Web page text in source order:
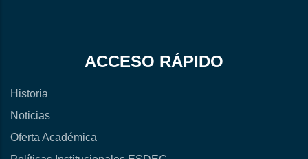
ACCESO RÁPIDO
Historia
Noticias
Oferta Académica